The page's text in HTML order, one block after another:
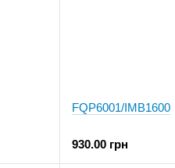
FQP6001/IMB1600
930.00 грн